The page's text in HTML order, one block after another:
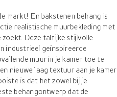
markt! En bakstenen behang is
realistische muurbekleding met
Deze talrijke stijlvolle
industrieel geïnspireerde
muur in je kamer toe te
nieuwe laag textuur aan je kamer
is dat het zowel bij je
behangontwerp dat de